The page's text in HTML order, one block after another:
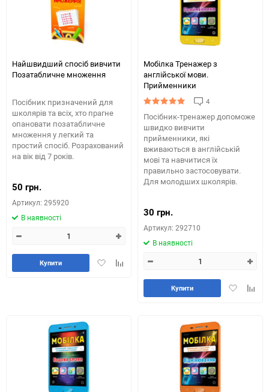
Найшвидший спосіб вивчити
Позатабличне множення
Посібник призначений для
школярів та всіх, хто прагне
опановати позатабличне
множення у легкий та
простий спосіб. Розрахований
на вік від 7 років.
50 грн.
Артикул: 295920
В наявності
ДодатиДодайте
порівняння
Купити
Мобілка Тренажер з
англійської мови.
Прийменники
4
Посібник-тренажер допоможе
швидко вивчити
прийменники, які
вживаються в англійській
мові та навчитися їх
правильно застосовувати.
Для молодших школярів.
30 грн.
Артикул: 292710
В наявності
Додати
Купити